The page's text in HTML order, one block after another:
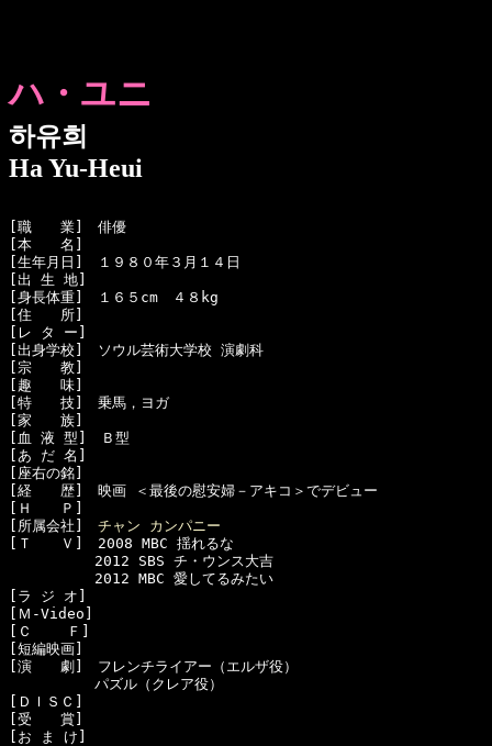
ハ・ユニ
하유희
Ha Yu-Heui
[職　　業]　俳優
[本　　名]
[生年月日]　１９８０年３月１４日
[出 生 地]
[身長体重]　１６５cm　４８kg
[住　　所]
[レ タ ー]
[出身学校]　ソウル芸術大学校 演劇科
[宗　　教]
[趣　　味]
[特　　技]　乗馬，ヨガ
[家　　族]
[血 液 型]　Ｂ型
[あ だ 名]
[座右の銘]
[経　　歴]　映画 ＜最後の慰安婦－アキコ＞でデビュー
[Ｈ　　Ｐ]
[所属会社] チャン カンパニー
[Ｔ　　Ｖ]　2008 MBC 揺れるな
2012 SBS チ・ウンス大吉
2012 MBC 愛してるみたい
[ラ ジ オ]
[Ｍ-Video]
[Ｃ    Ｆ]
[短編映画]
[演　　劇]　フレンチライアー（エルザ役）
パズル（クレア役）
[ＤＩＳＣ]
[受　　賞]
[お ま け]